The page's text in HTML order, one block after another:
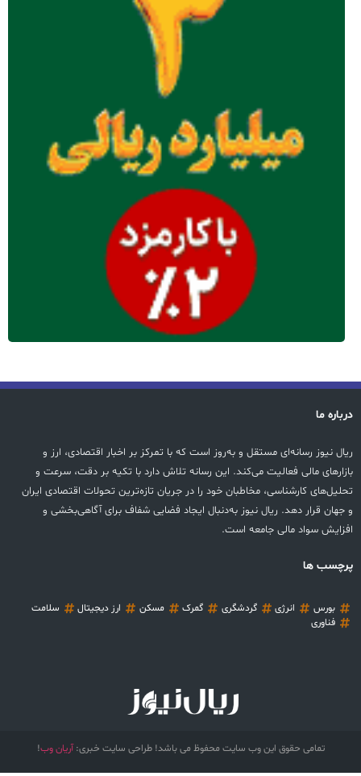
درباره ما
ریال نیوز رسانه‌ای مستقل و به‌روز است که با تمرکز بر اخبار اقتصادی، ارز و
بازارهای مالی فعالیت می‌کند. این رسانه تلاش دارد با تکیه بر دقت، سرعت و
تحلیل‌های کارشناسی، مخاطبان خود را در جریان تازه‌ترین تحولات اقتصادی ایران
و جهان قرار دهد. ریال نیوز به‌دنبال ایجاد فضایی شفاف برای آگاهی‌بخشی و
افزایش سواد مالی جامعه است.
پرچسب ها
بورس انرژی گردشگری گمرک مسکن ارز دیجیتال
سلامت
فناوری
تمامی حقوق این وب سایت محفوظ می باشد! طراحی سایت خبری:آریان وب!